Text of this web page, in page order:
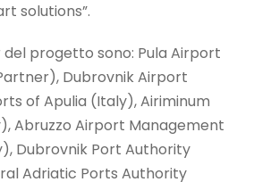
solutions”.
progetto sono: Pula Airport
Dubrovnik Airport
of Apulia (Italy), Airiminum
Abruzzo Airport Management
Dubrovnik Port Authority
Adriatic Ports Authority